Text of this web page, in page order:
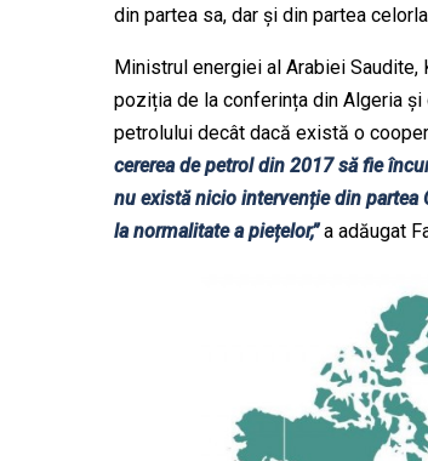
din partea sa, dar și din partea
Ministrul energiei al Arabiei
poziția de la conferința din Algeria
petrolului decât dacă există o
cererea de petrol din 2017 să fie
nu există nicio intervenție din partea
la normalitate a piețelor,”a adăugat